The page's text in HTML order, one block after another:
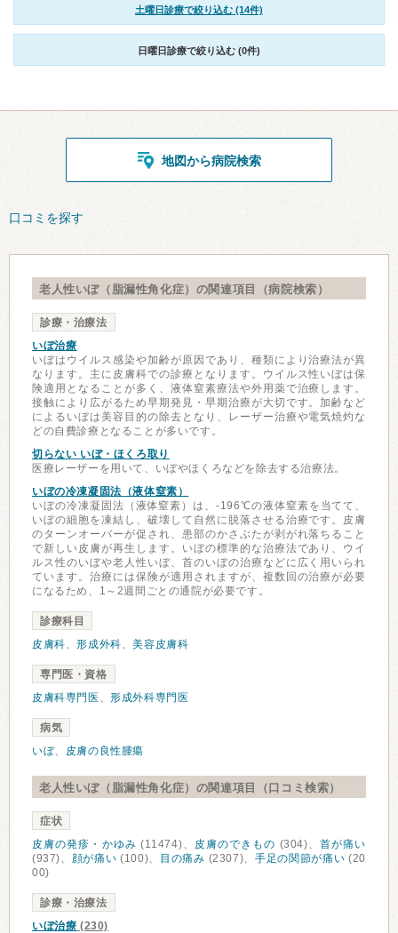
土曜日診療で絞り込む (14件)
日曜日診療で絞り込む (0件)
地図から病院検索
口コミを探す
老人性いぼ（脂漏性角化症）の関連項目（病院検索）
診療・治療法
いぼ治療
いぼはウイルス感染や加齢が原因であり、種類により治療法が異
なります。主に皮膚科での診療となります。ウイルス性いぼは保
険適用となることが多く、液体窒素療法や外用薬で治療します。
接触により広がるため早期発見・早期治療が大切です。加齢など
によるいぼは美容目的の除去となり、レーザー治療や電気焼灼な
どの自費診療となることが多いです。
切らない いぼ・ほくろ取り
医療レーザーを用いて、いぼやほくろなどを除去する治療法。
いぼの冷凍凝固法（液体窒素）
いぼの冷凍凝固法（液体窒素）は、-196℃の液体窒素を当てて、
いぼの細胞を凍結し、破壊して自然に脱落させる治療です。皮膚
のターンオーバーが促され、患部のかさぶたが剥がれ落ちること
で新しい皮膚が再生します。いぼの標準的な治療法であり、ウイ
ルス性のいぼや老人性いぼ、首のいぼの治療などに広く用いられ
ています。治療には保険が適用されますが、複数回の治療が必要
になるため、1～2週間ごとの通院が必要です。
診療科目
皮膚科、形成外科、美容皮膚科
専門医・資格
皮膚科専門医 、形成外科専門医
病気
いぼ、 皮膚の良性腫瘍
老人性いぼ（脂漏性角化症）の関連項目（口コミ検索）
症状
皮膚の発疹・かゆみ (11474)、 皮膚のできもの (304)、首が痛い
(937)、 顔が痛い (100)、 目の痛み (2307)、 手足の関節が痛い (20
00)
診療・治療法
いぼ治療 (230)